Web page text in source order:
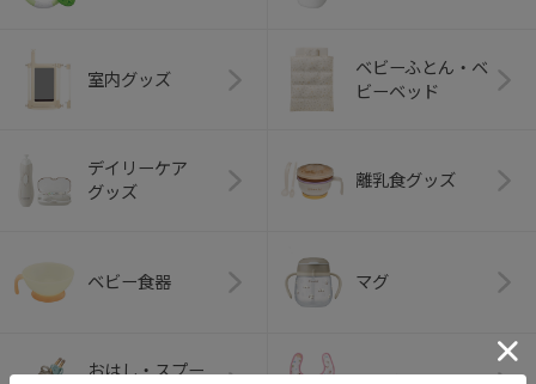
室内グッズ
ベビーふとん・ベ
ビーベッド
デイリーケア
グッズ
離乳食グッズ
ベビー食器 マグ
おはし・スプー